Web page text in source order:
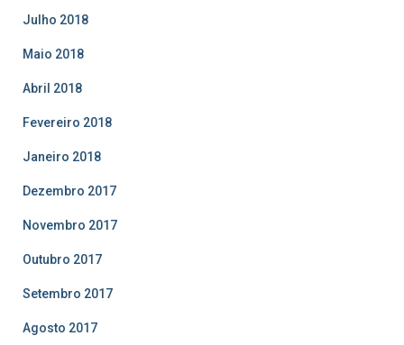
Julho 2018
Maio 2018
Abril 2018
Fevereiro 2018
Janeiro 2018
Dezembro 2017
Novembro 2017
Outubro 2017
Setembro 2017
Agosto 2017